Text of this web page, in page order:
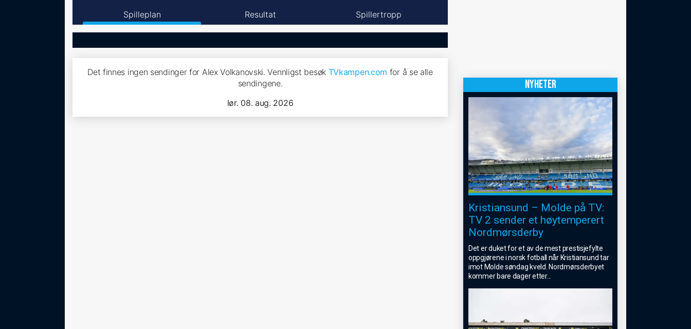
Spilleplan Resultat Spillertropp
Det finnes ingen sendinger for Alex Volkanovski. Vennligst besøk TVkampen.com for å se alle
sendingene.
lør. 08. aug. 2026
NYHETER
Kristiansund – Molde på TV:
TV 2 sender et høytemperert
Nordmørsderby
Det er duket for et av de mest prestisjefylte
oppgjørene i norsk fotball når Kristiansund tar
imot Molde søndag kveld. Nordmørsderbyet
kommer bare dager etter...